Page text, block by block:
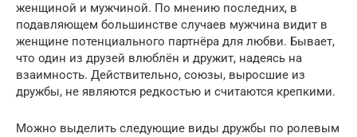
женщиной и мужчиной. По мнению последних, в
подавляющем большинстве случаев мужчина видит в
женщине потенциального партнёра для любви. Бывает,
что один из друзей влюблён и дружит, надеясь на
взаимность. Действительно, союзы, выросшие из
дружбы, не являются редкостью и считаются крепкими.
Можно выделить следующие виды дружбы по ролевым